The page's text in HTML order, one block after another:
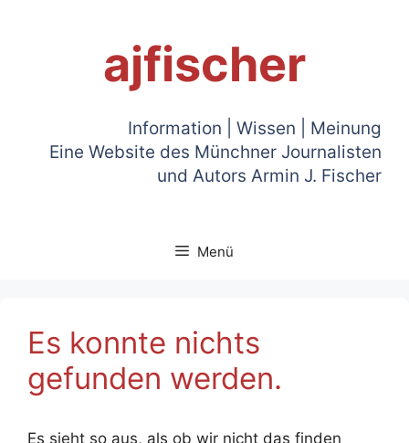
ajfischer
Information | Wissen | Meinung
Eine Website des Münchner Journalisten
und Autors Armin J. Fischer
Menü
Es konnte nichts
gefunden werden.
Es sieht so aus, als ob wir nicht das finden